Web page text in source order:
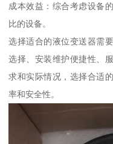
成本效益：综合考虑设备
比的设备。
选择适合的液位变送器需
选择、安装维护便捷性、
求和实际情况，选择合适
率和安全性。